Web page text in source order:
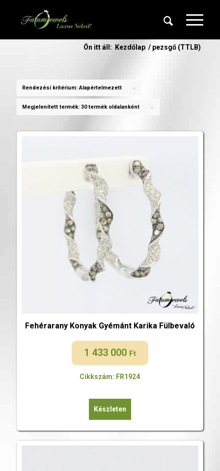
Ön itt áll: Kezdőlap / pezsgő (TTLB)
Rendezési kritérium:Alapértelmezett
Megjelenített termék: 30 termék oldalanként
Fehérarany Konyak Gyémánt Karika Fülbevaló
1 433 000 Ft
Cikkszám: FR1924
Készleten